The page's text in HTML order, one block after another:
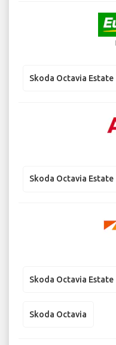
Skoda Octavia Estate
Skoda Octavia Estate
Skoda Octavia Estate
Skoda Octavia